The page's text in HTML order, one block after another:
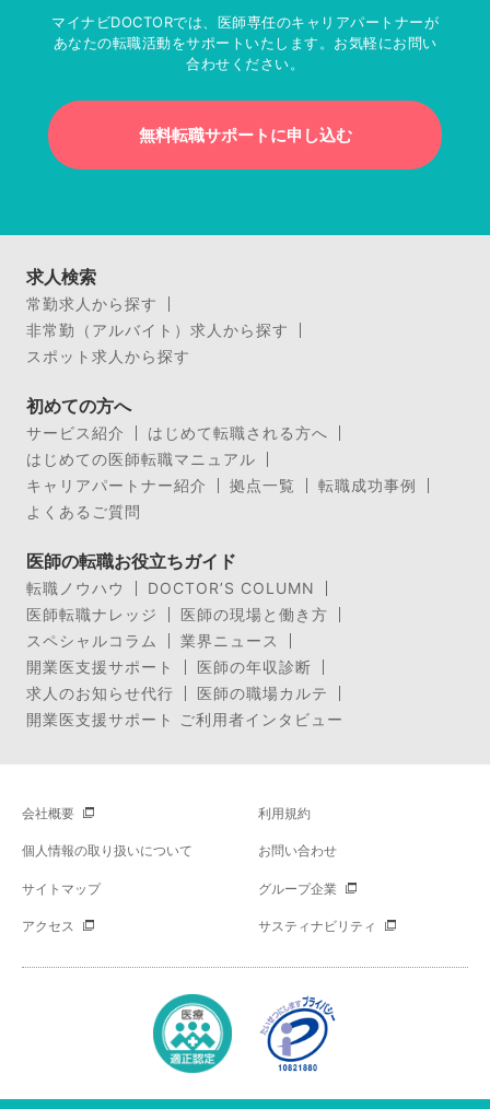
マイナビDOCTORでは、医師専任のキャリアパートナーが
あなたの転職活動をサポートいたします。お気軽にお問い
合わせください。
無料転職サポートに申し込む
求人検索
常勤求人から探す
非常勤（アルバイト）求人から探す
スポット求人から探す
初めての方へ
サービス紹介
はじめて転職される方へ
はじめての医師転職マニュアル
キャリアパートナー紹介
拠点一覧
転職成功事例
よくあるご質問
医師の転職お役立ちガイド
転職ノウハウ
DOCTOR’S COLUMN
医師転職ナレッジ
医師の現場と働き方
スペシャルコラム
業界ニュース
開業医支援サポート
医師の年収診断
求人のお知らせ代行
医師の職場カルテ
開業医支援サポート ご利用者インタビュー
会社概要 利用規約
個人情報の取り扱いについて お問い合わせ
サイトマップ グループ企業
アクセス サスティナビリティ